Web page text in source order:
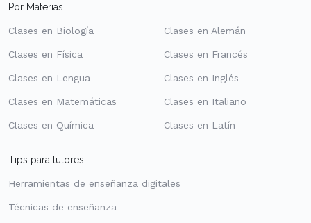
Por Materias
Clases en Biología
Clases en Física
Clases en Lengua
Clases en Matemáticas
Clases en Química
Clases en Alemán
Clases en Francés
Clases en Inglés
Clases en Italiano
Clases en Latín
Tips para tutores
Herramientas de enseñanza digitales
Técnicas de enseñanza